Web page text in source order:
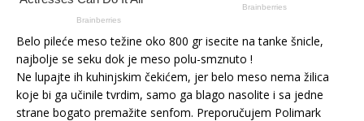
Belo pileće meso težine oko 800 gr isecite na tanke šnicle,
najbolje se seku dok je meso polu-smznuto !
Ne lupajte ih kuhinjskim čekićem, jer belo meso nema žilica
koje bi ga učinile tvrdim, samo ga blago nasolite i sa jedne
strane bogato premažite senfom. Preporučujem Polimark